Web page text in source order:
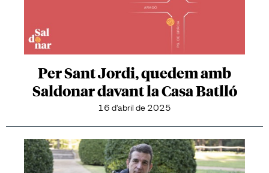
Per Sant Jordi, quedem amb
Saldonar davant la Casa Batlló
16 d'abril de 2025